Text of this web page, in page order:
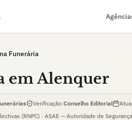
Funerária
em Alenquer
Verificação:Conselho Editorial
(RNPC) · ASAE — Autoridade de